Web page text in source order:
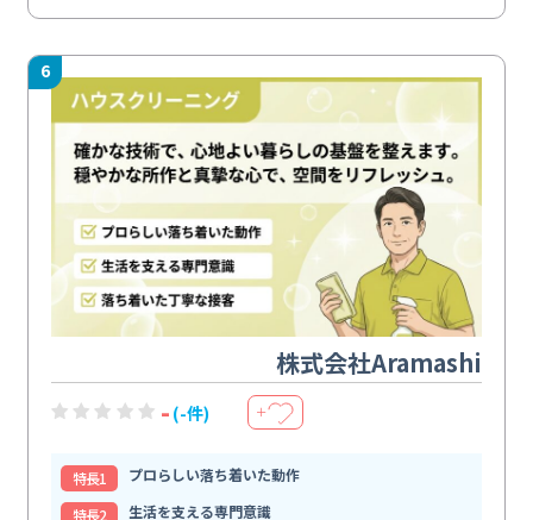
6
株式会社Aramashi
- (-件) ＋
特⻑1
プロらしい落ち着いた動作
特⻑2
生活を支える専門意識